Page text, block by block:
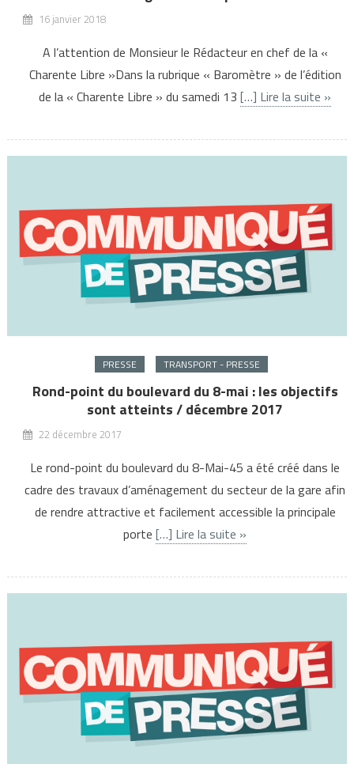
16 janvier 2018
A l’attention de Monsieur le Rédacteur en chef de la «
Charente Libre »Dans la rubrique « Baromètre » de l’édition
de la « Charente Libre » du samedi 13 […] Lire la suite »
PRESSE TRANSPORT - PRESSE
Rond-point du boulevard du 8-mai : les objectifs
sont atteints / décembre 2017
22 décembre 2017
Le rond-point du boulevard du 8-Mai-45 a été créé dans le
cadre des travaux d’aménagement du secteur de la gare afin
de rendre attractive et facilement accessible la principale
porte […] Lire la suite »